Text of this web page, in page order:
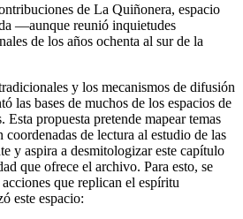
de La Quiñonera, espacio
―aunque reunió inquietudes
de los años ochenta al sur de la
y los mecanismos de difusión
las bases de muchos de los espacios de
Esta propuesta pretende mapear temas
coordenadas de lectura al estudio de las
y aspira a desmitologizar este capítulo
que ofrece el archivo. Para esto, se
que replican el espíritu
este espacio: